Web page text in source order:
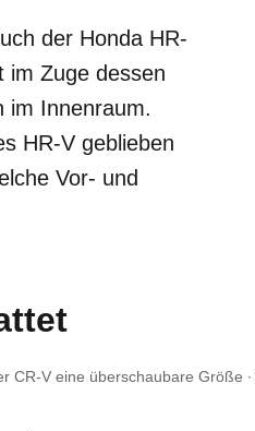
der Honda HR-
im Zuge dessen
im Innenraum.
HR-V geblieben
Vor- und
CR-V eine überschaubare Größe